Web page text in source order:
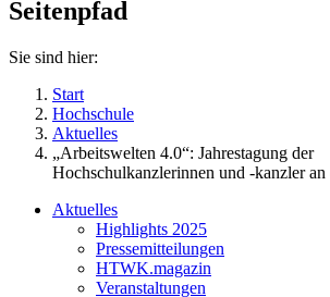
Seitenpfad
Sie sind hier:
Start
Hochschule
Aktuelles
„Arbeitswelten 4.0“: Jahrestagung der
Hochschulkanzlerinnen und -kanzler
Aktuelles
Highlights 2025
Pressemitteilungen
HTWK.magazin
Veranstaltungen